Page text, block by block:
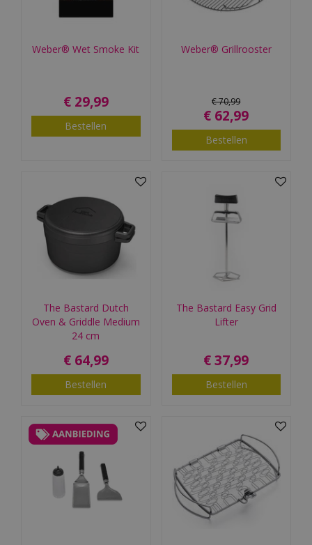
Weber® Wet Smoke Kit
€ 29,99
Bestellen
Weber® Grillrooster
€70,99
€ 62,99
Bestellen
The Bastard Dutch
Oven & Griddle Medium
24 cm
€ 64,99
Bestellen
The Bastard Easy Grid
Lifter
€ 37,99
Bestellen